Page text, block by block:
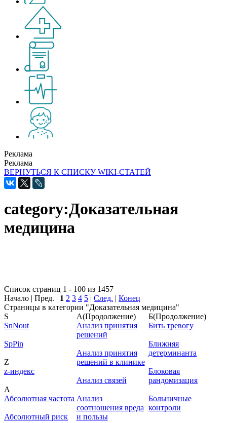
Реклама
Реклама
ВЕРНУТЬСЯ К СПИСКУ WIKI-СТАТЕЙ
category:Доказательная
медицина
Список страниц 1 - 100 из 1457
Начало | Пред. | 1 2 3 4 5 | След. | Конец
Страницы в категории "Доказательная медицина"
S
SnNout
SpPin
Z
z-индекс
А
Абсолютная частота
Абсолютный риск
А(Продолжение)
Анализ принятия
решений
Анализ принятия
решений в клинике
Анализ связей
Анализ
соотношения вреда
и пользы
Б(Продолжение)
Бить тревогу
Ближняя
детерминанта
Блоковая
рандомизация
Больничные
контроли